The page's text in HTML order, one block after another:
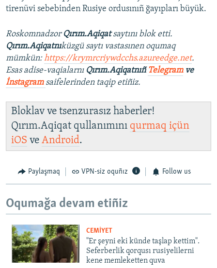
tirenüvi sebebinden Rusiye ordusınıñ ğayıpları büyük.
Roskomnadzor Qırım.Aqiqatsaytını blok etti.
Qırım.Aqiqatnıküzgü saytı vastasınen oqumaq
mümkün:https://krymrcriywdcchs.azureedge.net.
Esas adise-vaqialarnı Qırım.Aqiqatnıñ Telegramve
İnstagram saifelerinden taqip etiñiz.
Bloklav ve tsenzurasız haberler!
Qırım.Aqiqat qullanımını qurmaq içün
iOS ve Android.
Paylaşmaq VPN-siz oquñız Follow us
Oqumağa devam etiñiz
CEMİYET
"Er şeyni eki künde taşlap kettim".
Seferberlik qorqusı rusiyelilerni
kene memleketten quva